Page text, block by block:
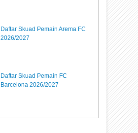
Daftar Skuad Pemain Arema FC
2026/2027
Daftar Skuad Pemain FC
Barcelona 2026/2027